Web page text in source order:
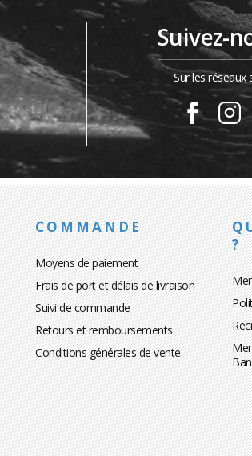
Suivez-
Sur les réseaux
COMMANDE
Moyens de paiement
Frais de port et délais de livraison
Suivi de commande
Retours et remboursements
Conditions générales de vente
?